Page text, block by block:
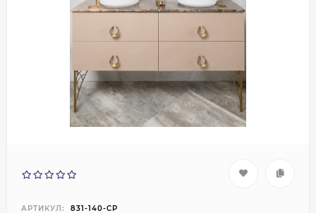
АРТИКУЛ: 831-140-CP